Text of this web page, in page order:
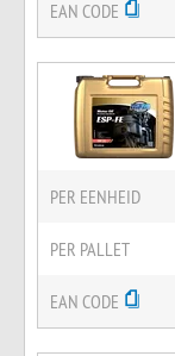
EAN CODE
PER EENHEID
PER PALLET
EAN CODE